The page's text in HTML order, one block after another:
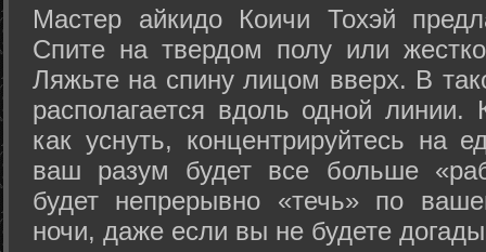
Мастер айкидо Коичи Тохэй
Спите на твердом полу или
Ляжьте на спину лицом вверх. В
располагается вдоль одной
как уснуть, концентрируйтесь на
ваш разум будет все больше
будет непрерывно «течь» по
ночи, даже если вы не будете